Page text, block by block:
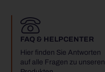
FAQ & HELPCENTER
Hier finden Sie Antworten
auf alle Fragen zu unseren